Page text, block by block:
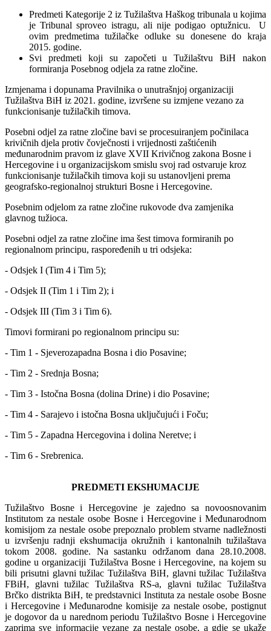
Predmeti Kategorije 2 iz Tužilaštva Haškog tribunala u kojima
je Tribunal sproveo istragu, ali nije podigao optužnicu. U
ovim predmetima tužilačke odluke su donesene do kraja
2015. godine.
Svi predmeti koji su započeti u Tužilaštvu BiH nakon
formiranja Posebnog odjela za ratne zločine.
Izmjenama i dopunama Pravilnika o unutrašnjoj organizaciji
Tužilaštva BiH iz 2021. godine, izvršene su izmjene vezano za
funkcionisanje tužilačkih timova.
Posebni odjel za ratne zločine bavi se procesuiranjem počinilaca
krivičnih djela protiv čovječnosti i vrijednosti zaštićenih
međunarodnim pravom iz glave XVII Krivičnog zakona Bosne i
Hercegovine i u organizacijskom smislu svoj rad ostvaruje kroz
funkcionisanje tužilačkih timova koji su ustanovljeni prema
geografsko-regionalnoj strukturi Bosne i Hercegovine.
Posebnim odjelom za ratne zločine rukovode dva zamjenika
glavnog tužioca.
Posebni odjel za ratne zločine ima šest timova formiranih po
regionalnom principu, raspoređenih u tri odsjeka:
- Odsjek I (Tim 4 i Tim 5);
- Odsjek II (Tim 1 i Tim 2); i
- Odsjek III (Tim 3 i Tim 6).
Timovi formirani po regionalnom principu su:
- Tim 1 - Sjeverozapadna Bosna i dio Posavine;
- Tim 2 - Srednja Bosna;
- Tim 3 - Istočna Bosna (dolina Drine) i dio Posavine;
- Tim 4 - Sarajevo i istočna Bosna uključujući i Foču;
- Tim 5 - Zapadna Hercegovina i dolina Neretve; i
- Tim 6 - Srebrenica.
PREDMETI EKSHUMACIJE
Tužilaštvo Bosne i Hercegovine je zajedno sa novoosnovanim
Institutom za nestale osobe Bosne i Hercegovine i Međunarodnom
komisijom za nestale osobe prepoznalo problem stvarne nadležnosti
u izvršenju radnji ekshumacija okružnih i kantonalnih tužilaštava
tokom 2008. godine. Na sastanku održanom dana 28.10.2008.
godine u organizaciji Tužilaštva Bosne i Hercegovine, na kojem su
bili prisutni glavni tužilac Tužilaštva BiH, glavni tužilac Tužilaštva
FBiH, glavni tužilac Tužilaštva RS-a, glavni tužilac Tužilaštva
Brčko distrikta BiH, te predstavnici Instituta za nestale osobe Bosne
i Hercegovine i Međunarodne komisije za nestale osobe, postignut
je dogovor da u narednom periodu Tužilaštvo Bosne i Hercegovine
zaprima sve informacije vezane za nestale osobe, a gdje se ukaže